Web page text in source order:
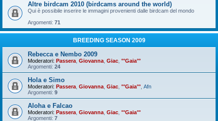
Altre birdcam 2010 (birdcams around the world)
Qui è possibile inserire le immagini provenienti dalle birdcam del mondo
Argomenti: 71
BREEDING SEASON 2009
Rebecca e Nembo 2009
Moderatori: Passera Giovanna Giac °°Gaia°°
Argomenti: 24
Hola e Simo
Moderatori: Passera Giovanna Giac °°Gaia°° Afn
Argomenti: 9
Aloha e Falcao
Moderatori: Passera Giovanna Giac °°Gaia°°
Argomenti: 7